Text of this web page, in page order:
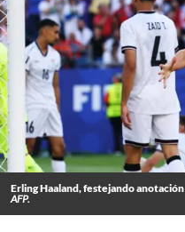
Erling Haaland, festejando
AFP.